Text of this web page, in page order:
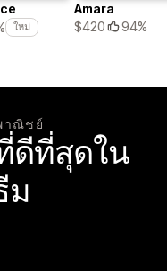
ใหม่
Amara
$420
94%
าณิชย์
ดีที่สุดใน
ม